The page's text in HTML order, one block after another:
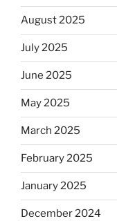
August 2025
July 2025
June 2025
May 2025
March 2025
February 2025
January 2025
December 2024